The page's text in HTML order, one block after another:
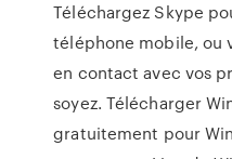
Téléchargez Skype
téléphone mobile,
en contact avec vos
soyez. Télécharger
gratuitement pour